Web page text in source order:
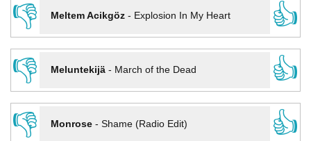
👎
Meltem Acikgöz- Explosion In My Heart
👍
👎
Meluntekijä- March of the Dead
👍
👎
Monrose- Shame (Radio Edit)
👍